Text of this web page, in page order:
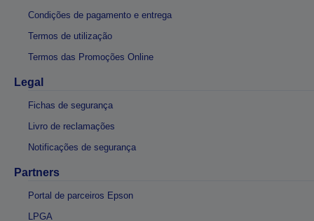
Condições de pagamento e entrega
Termos de utilização
Termos das Promoções Online
Legal
Fichas de segurança
Livro de reclamações
Notificações de segurança
Partners
Portal de parceiros Epson
LPGA